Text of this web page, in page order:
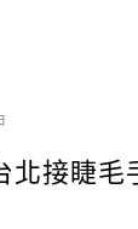
北接睫